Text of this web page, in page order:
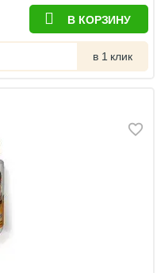
В КОРЗИНУ
в 1 клик